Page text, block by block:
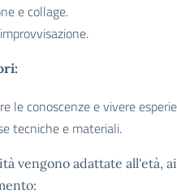
e collage.
le conoscenze e vivere
tecniche e materiali.
vengono adattate all'età,